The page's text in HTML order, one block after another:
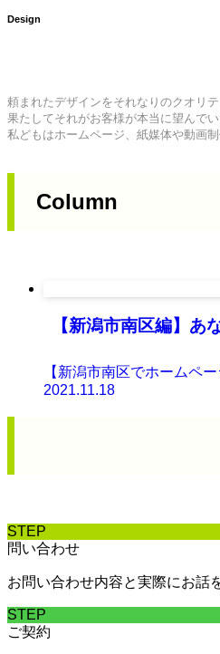
Design
頼まれたデザインをそれなりのクオリテ
果たしてそれがお客様が本当に望んで
私どもはホームページ、紙媒体や動画
Column
【新潟市南区編】あ
【新潟市南区でホームペ
2021.11.18
STEP
問い合わせ
お問い合わせ内容と実際にお話
STEP
ご契約